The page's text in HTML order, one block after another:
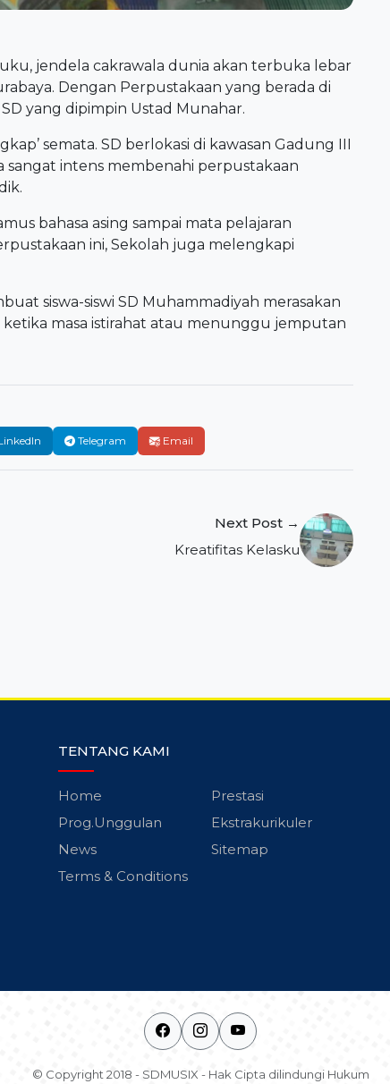
jendela cakrawala dunia akan terbuka lebar
Dengan Perpustakaan yang berada di
yang dipimpin Ustad Munahar.
semata. SD berlokasi di kawasan Gadung III
sangat intens membenahi perpustakaan
bahasa asing sampai mata pelajaran
ini, Sekolah juga melengkapi
siswa-siswi SD Muhammadiyah merasakan
masa istirahat atau menunggu jemputan
Telegram Email
Next Post →
Kreatifitas Kelasku
TENTANG KAMI
Home
Prestasi
Prog.Unggulan
Ekstrakurikuler
News
Sitemap
Terms & Conditions
© Copyright 2018 - SDMUSIX - Hak Cipta dilindungi Hukum